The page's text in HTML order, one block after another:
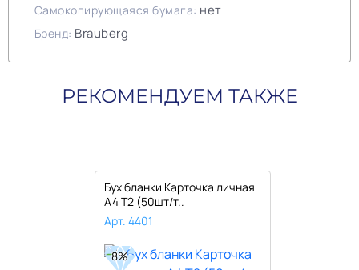
Самокопирующаяся бумага: нет
Бренд: Brauberg
РЕКОМЕНДУЕМ ТАКЖЕ
Бух бланки Карточка личная
А4 Т2 (50шт/т..
Арт. 4401
8%